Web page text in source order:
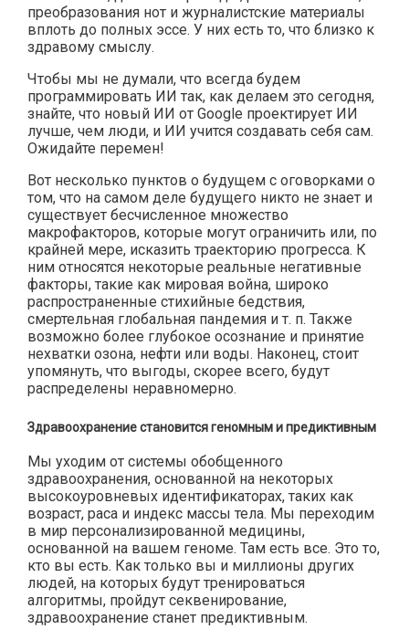
преобразования нот и журналистские материалы
вплоть до полных эссе. У них есть то, что близко к
здравому смыслу.
Чтобы мы не думали, что всегда будем
программировать ИИ так, как делаем это сегодня,
знайте, что новый ИИ от Google проектирует ИИ
лучше, чем люди, и ИИ учится создавать себя сам.
Ожидайте перемен!
Вот несколько пунктов о будущем с оговорками о
том, что на самом деле будущего никто не знает и
существует бесчисленное множество
макрофакторов, которые могут ограничить или, по
крайней мере, исказить траекторию прогресса. К
ним относятся некоторые реальные негативные
факторы, такие как мировая война, широко
распространенные стихийные бедствия,
смертельная глобальная пандемия и т. п. Также
возможно более глубокое осознание и принятие
нехватки озона, нефти или воды. Наконец, стоит
упомянуть, что выгоды, скорее всего, будут
распределены неравномерно.
Здравоохранение становится геномным и предиктивным
Мы уходим от системы обобщенного
здравоохранения, основанной на некоторых
высокоуровневых идентификаторах, таких как
возраст, раса и индекс массы тела. Мы переходим
в мир персонализированной медицины,
основанной на вашем геноме. Там есть все. Это то,
кто вы есть. Как только вы и миллионы других
людей, на которых будут тренироваться
алгоритмы, пройдут секвенирование,
здравоохранение станет предиктивным.